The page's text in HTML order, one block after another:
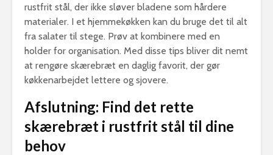
rustfrit stål, der ikke sløver bladene som hårdere
materialer. I et hjemmekøkken kan du bruge det til alt
fra salater til stege. Prøv at kombinere med en
holder for organisation. Med disse tips bliver dit nemt
at rengøre skærebræt en daglig favorit, der gør
køkkenarbejdet lettere og sjovere.
Afslutning: Find det rette
skærebræt i rustfrit stål til dine
behov